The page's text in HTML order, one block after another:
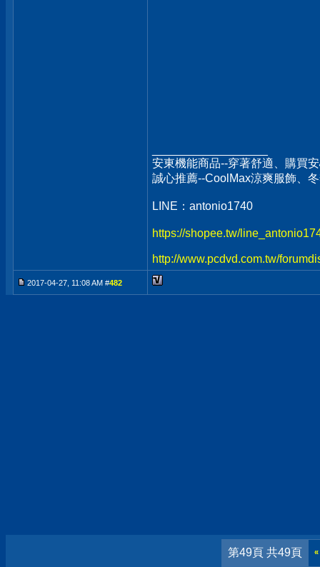
安東機能商品--穿著舒適、購買
誠心推薦--CoolMax涼爽服飾、
LINE：antonio1740
https://shopee.tw/
http://www.pcdvd.com.tw/
2017-04-27, 11:08 AM #482
第49頁 共49頁 «